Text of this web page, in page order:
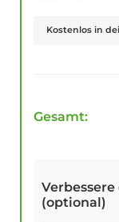
Kostenlos in
Gesamt:
(optional)